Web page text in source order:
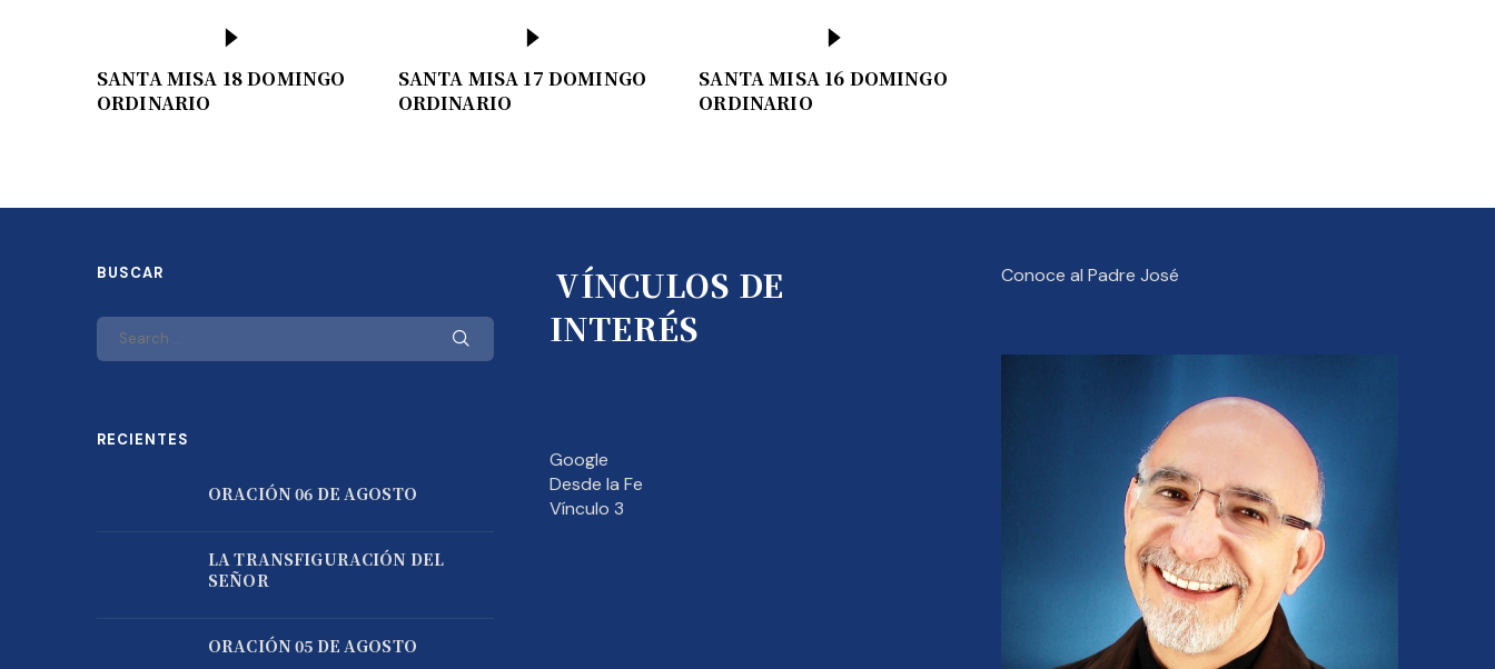
SANTA MISA 18 DOMINGO
ORDINARIO
SANTA MISA 17 DOMINGO
ORDINARIO
SANTA MISA 16 DOMINGO
ORDINARIO
BUSCAR
RECIENTES
ORACIÓN 06 DE AGOSTO
LA TRANSFIGURACIÓN DEL
SEÑOR
ORACIÓN 05 DE AGOSTO
VÍNCULOS DE
INTERÉS
Google
Desde la Fe
Vínculo 3
Conoce al Padre José